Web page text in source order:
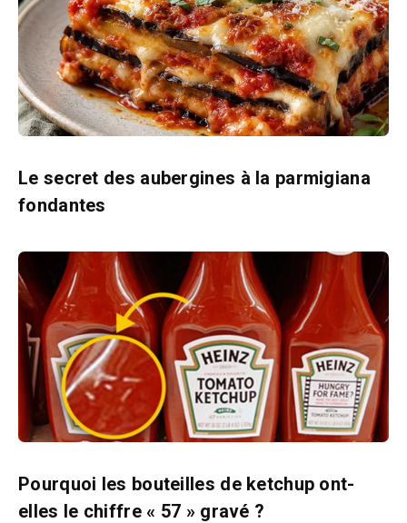
Le secret des aubergines à la parmigiana
fondantes
Pourquoi les bouteilles de ketchup ont-
elles le chiffre « 57 » gravé ?